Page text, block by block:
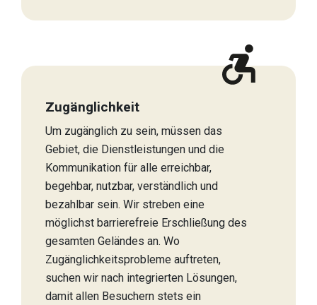
Zugänglichkeit
Um zugänglich zu sein, müssen das
Gebiet, die Dienstleistungen und die
Kommunikation für alle erreichbar,
begehbar, nutzbar, verständlich und
bezahlbar sein. Wir streben eine
möglichst barrierefreie Erschließung des
gesamten Geländes an. Wo
Zugänglichkeitsprobleme auftreten,
suchen wir nach integrierten Lösungen,
damit allen Besuchern stets ein